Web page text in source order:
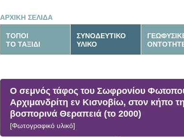
ΑΡΧΙΚΗ ΣΕΛΙΔΑ
ΤΟΠΟΙ
ΤΟ ΤΑΞΙΔΙ
ΣΥΝΟΔΕΥΤΙΚΟ
ΥΛΙΚΟ
Ο σεμνός τάφος του Σωφρονίου
Αρχιμανδρίτη εν Κισνοβίω, στον κήπο
βοσπορινά Θεραπειά (το 2000)
[Φωτογραφικό υλικό]